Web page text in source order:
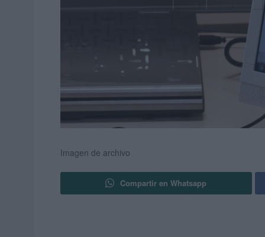
Imagen de archivo
Compartir en Whatsapp